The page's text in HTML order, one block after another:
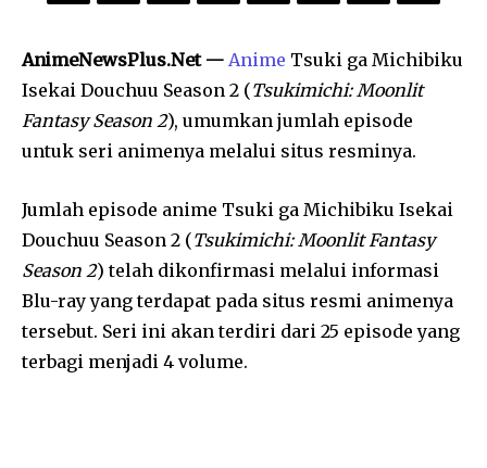
AnimeNewsPlus.Net — Anime Tsuki ga Michibiku
Isekai Douchuu Season 2 (Tsukimichi: Moonlit
Fantasy Season 2), umumkan jumlah episode
untuk seri animenya melalui situs resminya.
Jumlah episode anime Tsuki ga Michibiku Isekai
Douchuu Season 2 (Tsukimichi: Moonlit Fantasy
Season 2) telah dikonfirmasi melalui informasi
Blu-ray yang terdapat pada situs resmi animenya
tersebut. Seri ini akan terdiri dari 25 episode yang
terbagi menjadi 4 volume.